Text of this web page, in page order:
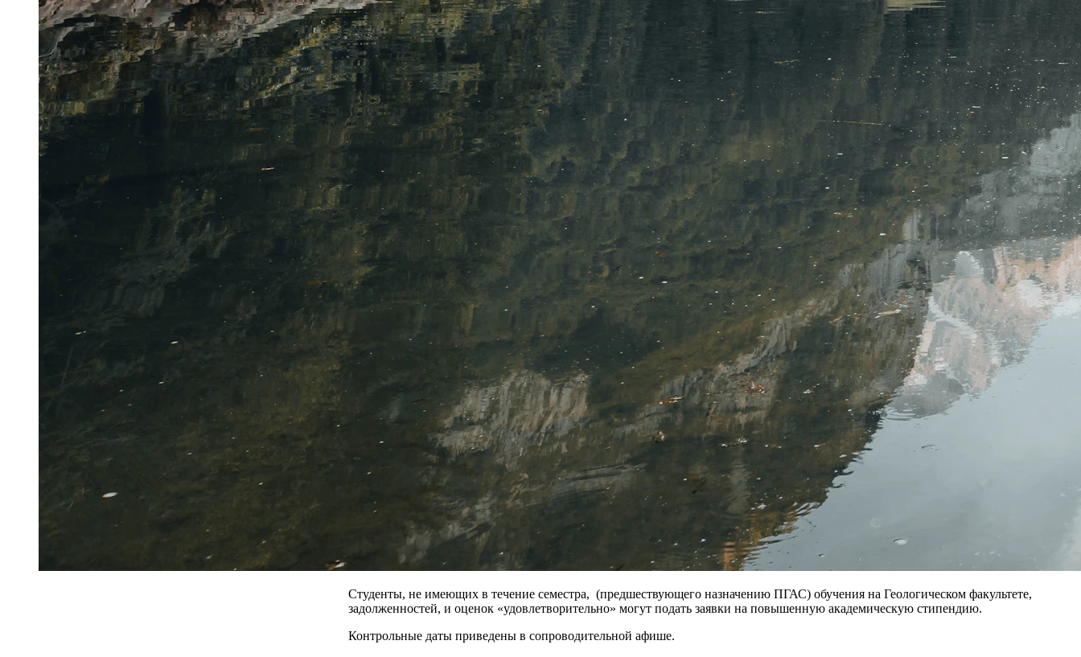
Cтуденты, не имеющих в течение семестра, (предшествующего назначению ПГАС) обучения на Геологическом факультете,
задолженностей, и оценок «удовлетворительно» могут подать заявки на повышенную академическую стипендию.
Контрольные даты приведены в сопроводительной афише.